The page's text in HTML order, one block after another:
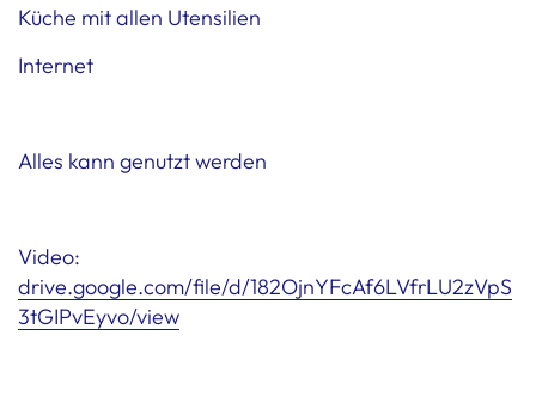
Küche mit allen Utensilien
Internet
Alles kann genutzt werden
Video:
drive.google.com/file/d/182OjnYFcAf6LVfrLU2zVpS
3tGIPvEyvo/view